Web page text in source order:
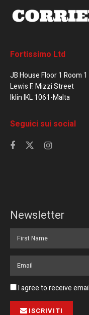
Fortissimo Ltd
JB House Floor 1 Room 1
Lewis F. Mizzi Street
Iklin IKL 1061-Malta
Seguici sui social
Newsletter
I agree to receive
ISCRIVITI